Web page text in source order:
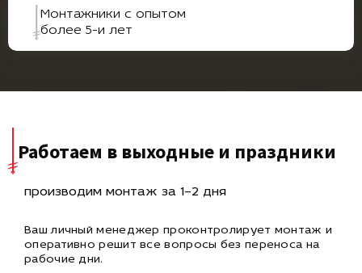
Монтажники с опытом
более 5-и лет
Работаем в выходные и праздники
производим монтаж за 1–2 дня
Ваш личный менеджер проконтролирует монтаж и
оперативнорешит все вопросы без переноса на
рабочие дни.